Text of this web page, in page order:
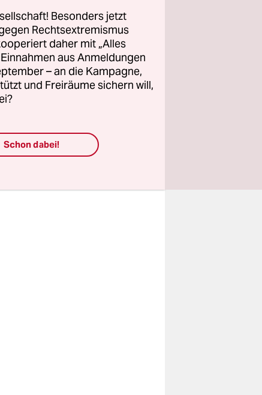
als
harte
Familie,
Besonders jetzt
Rechtsextremismus
daher mit „Alles
aus Anmeldungen
– an die Kampagne,
und Freiräume sichern will,
Schon dabei!